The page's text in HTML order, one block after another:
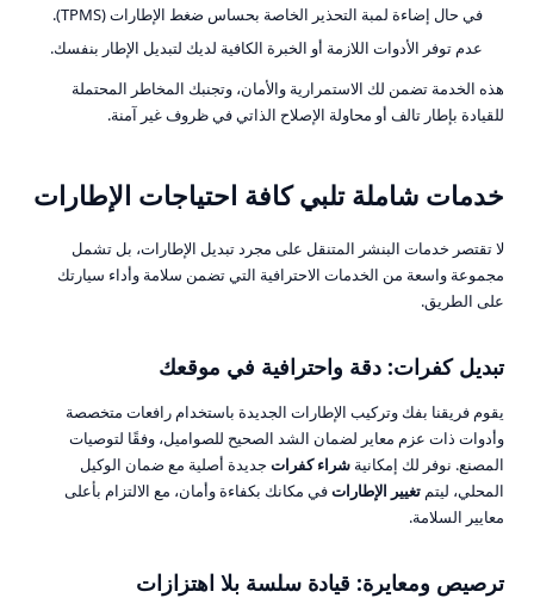
في حال إضاءة لمبة التحذير الخاصة بحساس ضغط الإطارات (TPMS).
عدم توفر الأدوات اللازمة أو الخبرة الكافية لديك لتبديل الإطار بنفسك.
هذه الخدمة تضمن لك الاستمرارية والأمان، وتجنبك المخاطر المحتملة
للقيادة بإطار تالف أو محاولة الإصلاح الذاتي في ظروف غير آمنة.
خدمات شاملة تلبي كافة احتياجات الإطارات
لا تقتصر خدمات البنشر المتنقل على مجرد تبديل الإطارات، بل تشمل
مجموعة واسعة من الخدمات الاحترافية التي تضمن سلامة وأداء سيارتك
على الطريق.
تبديل كفرات: دقة واحترافية في موقعك
يقوم فريقنا بفك وتركيب الإطارات الجديدة باستخدام رافعات متخصصة
وأدوات ذات عزم معاير لضمان الشد الصحيح للصواميل، وفقًا لتوصيات
المصنع. نوفر لك إمكانيةشراء كفرات جديدة أصلية مع ضمان الوكيل
المحلي، ليتمتغيير الإطاراتفي مكانك بكفاءة وأمان، مع الالتزام بأعلى
معايير السلامة.
ترصيص ومعايرة: قيادة سلسة بلا اهتزازات